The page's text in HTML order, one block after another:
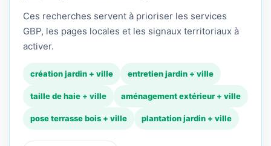
Ces recherches servent à prioriser les services
GBP, les pages locales et les signaux territoriaux à
activer.
création jardin + ville entretien jardin + ville
taille de haie + ville aménagement extérieur + ville
pose terrasse bois + ville plantation jardin + ville